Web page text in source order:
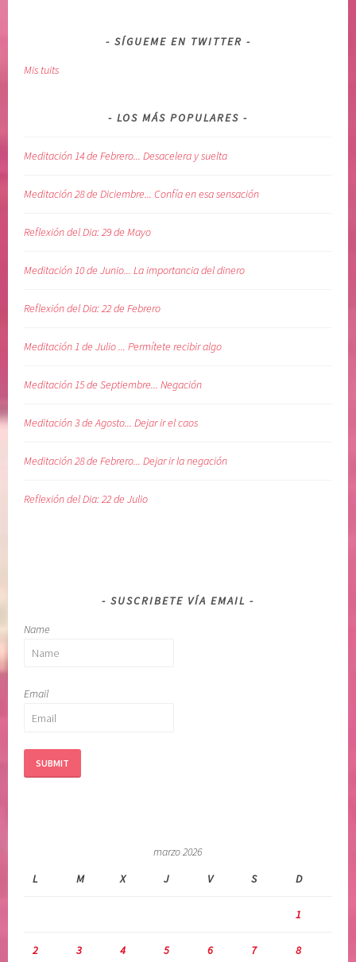
SÍGUEME EN TWITTER
Mis tuits
LOS MÁS POPULARES
Meditación 14 de Febrero... Desacelera y suelta
Meditación 28 de Diciembre... Confía en esa sensación
Reflexión del Dia: 29 de Mayo
Meditación 10 de Junio... La importancia del dinero
Reflexión del Dia: 22 de Febrero
Meditación 1 de Julio ... Permítete recibir algo
Meditación 15 de Septiembre... Negación
Meditación 3 de Agosto... Dejar ir el caos
Meditación 28 de Febrero... Dejar ir la negación
Reflexión del Dia: 22 de Julio
SUSCRIBETE VÍA EMAIL
Name
Email
marzo 2026
L
M X J V S D
1
2 3 4 5 6 7 8